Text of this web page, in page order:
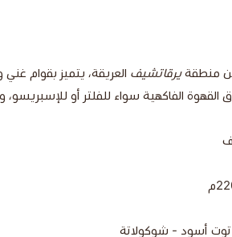
منطقةيرقاتشيف العريقة، يتميز بقوام
الفاكهية سواء للفلتر أو للإسبريسو،
- توت أسود - شوكولاتة